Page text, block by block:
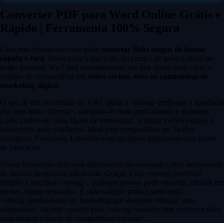
Converter PDF para Word Online Grátis e
Rápido | Ferramenta 100% Segura
Com esta ferramenta você pode encurtar links longos de forma
rápida e fácil . Basta colar a sua URL no campo de texto e clicar no
botão encurtar. Você terá imediatamente um link muito mais curto e
simples de compartilhar em redes sociais, sites ou campanhas de
marketing digital
O uso de um encurtador de URL ajuda a <strong>melhorar a aparência
dos seus links</strong>, tornando-os mais profissionais e atraentes.
Links curtos são mais fáceis de memorizar, ocupam menos espaço e
transmitem mais confiança. Ideal para compartilhar no Twitter,
Instagram, Facebook, LinkedIn e em qualquer plataforma com limite
de caracteres.
Nossa ferramenta funciona diretamente no navegador, sem necessidade
de instalar programas adicionais. Graças à sua <strong>interface
simples e intuitiva</strong>, qualquer pessoa pode encurtar um link em
apenas alguns segundos. É uma solução prática tanto para
<strong>profissionais de marketing que desejam otimizar suas
campanhas</strong> quanto para <strong>usuários que preferem links
mais limpos e fáceis de compartilhar</strong>.